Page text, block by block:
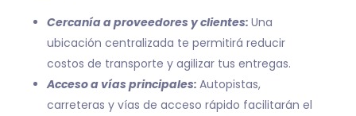
Cercanía a proveedores y clientes: Una
ubicación centralizada te permitirá reducir
costos de transporte y agilizar tus entregas.
Acceso a vías principales: Autopistas,
carreteras y vías de acceso rápido facilitarán el